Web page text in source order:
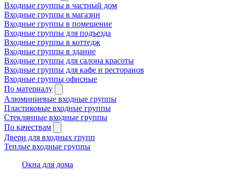
Входные группы в частный дом
Входные группы в магазин
Входные группы в помещение
Входные группы для подъезда
Входные группы в коттедж
Входные группы в здание
Входные группы для салона красоты
Входные группы для кафе и ресторанов
Входные группы офисные
По материалу
Алюминиевые входные группы
Пластиковые входные группы
Стеклянные входные группы
По качествам
Двери для входных групп
Теплые входные группы
Окна для дома